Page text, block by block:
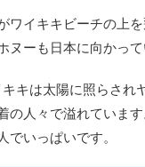
ワイキキビーチの上
ヌーも日本に向かって
キは太陽に照らされ
の人々で溢れています
でいっぱいです。